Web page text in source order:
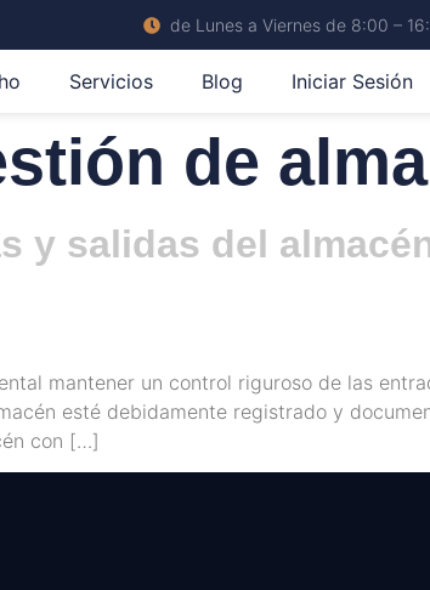
de Lunes a Viernes de 8:00 –
Servicios Blog Iniciar Sesión
de
y salidas del
mantener un control riguroso de las
esté debidamente registrado y
con […]